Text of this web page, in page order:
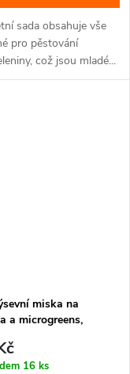
sada obsahuje vše
pro pěstování
což jsou mladé...
miska na
a microgreens,
16 ks